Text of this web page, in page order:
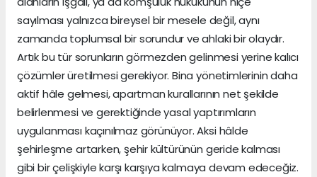
sayılması yalnızca bireysel bir mesele değil, aynı
zamanda toplumsal bir sorundur ve ahlaki bir olaydır.
Artık bu tür sorunların görmezden gelinmesi yerine kalıcı
çözümler üretilmesi gerekiyor. Bina yönetimlerinin daha
aktif hâle gelmesi, apartman kurallarının net şekilde
belirlenmesi ve gerektiğinde yasal yaptırımların
uygulanması kaçınılmaz görünüyor. Aksi hâlde
şehirleşme artarken, şehir kültürünün geride kalması
gibi bir çelişkiyle karşı karşıya kalmaya devam edeceğiz.